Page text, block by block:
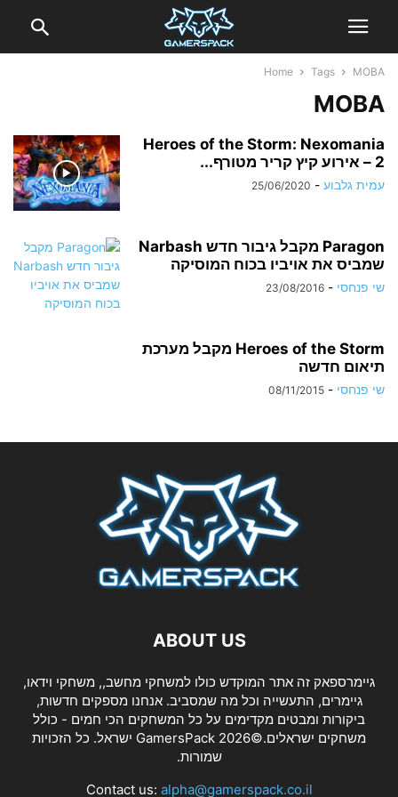
Home Tags MOBA
MOBA
Heroes of the Storm: Nexomania
2 – אירוע קיץ קריר מטורף...
עמית גלבוע -
25/06/2020
Paragon מקבל גיבור חדש Narbash
שמביס את אויביו בכוח המוסיקה
שי פנחסי -
23/08/2016
Heroes of the Storm מקבל מערכת
תיאום חדשה
שי פנחסי -
08/11/2015
ABOUT US
גיימרספאק זה אתר המוקדש כולו למשחקי מחשב,, משחקי וידאו,
גיימרים, התעשייה וכל מה שמסביב. אנחנו מספקים חדשות,
ביקורות ומבטים מקדימים על כל המשחקים הכי חמים - כולל
משחקים ישראלים.©2026 GamersPack ישראל. כל הזכויות
שמורות.
Contact us: alpha@gamerspack.co.il